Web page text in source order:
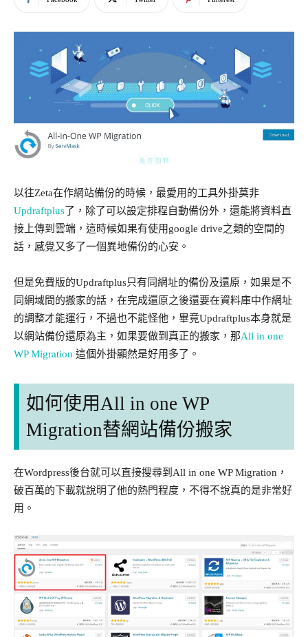
以往Zeta在作網站備份的時候，最愛用的工具外掛莫非
Updraftplus了，除了可以設定排程自動備份外，還能將資料直
接上傳到雲端，這時候如果有使用google drive之類的空間的
話，感覺又多了一個異地備份的心安。
但是免費版的Updraftplus只有同網址的備份及還原，如果是不
同網域間的搬家的話，在完成還原之後還要在資料庫中作網址
的調整才能運行，不過也不能怪他，畢竟Updraftplus本身就是
以網站備份還原為主，如果要做到真正的搬家，那All in one
WP Migration 這個外掛顯然是好用多了。
如何使用All in one WP
Migration替網站備份搬家
在Wordpress後台就可以直接搜尋到All in one WP Migration，
破百萬的下載就說明了他的熱門程度，不得不說真的是非常好
用。